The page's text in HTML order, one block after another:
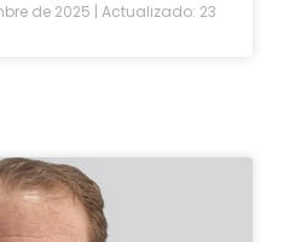
de 2025 | Actualizado: 23